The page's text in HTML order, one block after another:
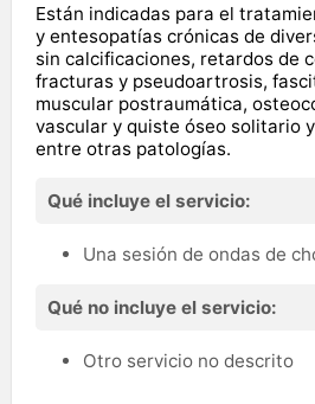
Están indicadas para el
y entesopatías crónicas de
sin calcificaciones, retardos de
fracturas y pseudoartrosis,
muscular postraumática,
vascular y quiste óseo solitario
entre otras patologías.
Qué incluye el servicio:
Una sesión de ondas de
Qué no incluye el servicio:
Otro servicio no descrito